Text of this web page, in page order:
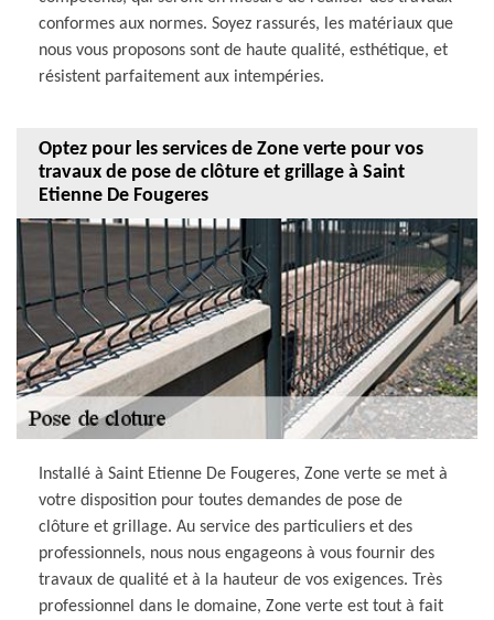
conformes aux normes. Soyez rassurés, les matériaux que
nous vous proposons sont de haute qualité, esthétique, et
résistent parfaitement aux intempéries.
Optez pour les services de Zone verte pour vos
travaux de pose de clôture et grillage à Saint
Etienne De Fougeres
Installé à Saint Etienne De Fougeres, Zone verte se met à
votre disposition pour toutes demandes de pose de
clôture et grillage. Au service des particuliers et des
professionnels, nous nous engageons à vous fournir des
travaux de qualité et à la hauteur de vos exigences. Très
professionnel dans le domaine, Zone verte est tout à fait